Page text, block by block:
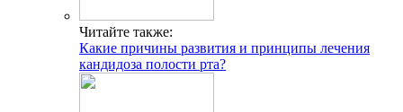
Читайте также:
Какие причины развития и принципы лечения
кандидоза полости рта?